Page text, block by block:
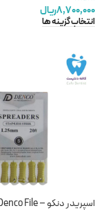
۸,۷۰۰,۰۰۰ریال
انتخاب گزینه ها
اسپریدر دنکو – Spreader Denco File